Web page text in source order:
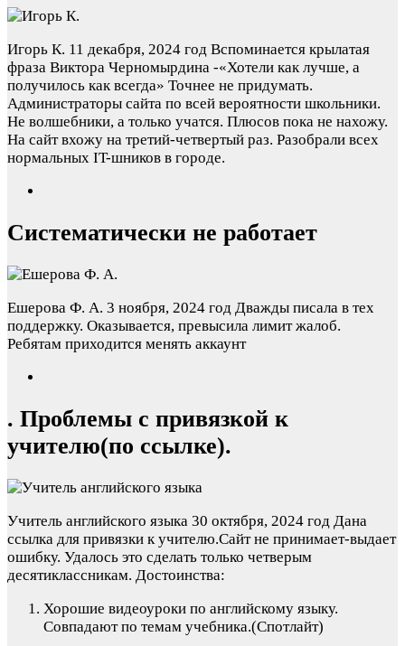
Игорь К. 11 декабря, 2024 год Вспоминается крылатая
фраза Виктора Черномырдина -«Хотели как лучше, а
получилось как всегда» Точнее не придумать.
Администраторы сайта по всей вероятности школьники.
Не волшебники, а только учатся. Плюсов пока не нахожу.
На сайт вхожу на третий-четвертый раз. Разобрали всех
нормальных IT-шников в городе.
Систематически не работает
Ешерова Ф. А. 3 ноября, 2024 год Дважды писала в тех
поддержку. Оказывается, превысила лимит жалоб.
Ребятам приходится менять аккаунт
. Проблемы с привязкой к
учителю(по ссылке).
Учитель английского языка 30 октября, 2024 год Дана
ссылка для привязки к учителю.Сайт не принимает-выдает
ошибку. Удалось это сделать только четверым
десятиклассникам. Достоинства:
Хорошие видеоуроки по английскому языку.
Совпадают по темам учебника.(Спотлайт)